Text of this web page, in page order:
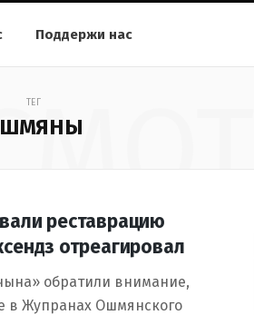
Поддержи нас
ТЕГ
реставрацию
отреагировал
обратили внимание,
в Жупранах Ошмянского